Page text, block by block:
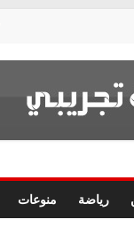
رياضة منوعات